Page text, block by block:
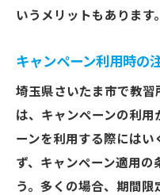
いうメリットもあります。
キャンペーン利用時の
埼玉県さいたま市で教
は、キャンペーンの利用
ーンを利用する際にはい
ず、キャンペーン適用の
う。多くの場合、期間